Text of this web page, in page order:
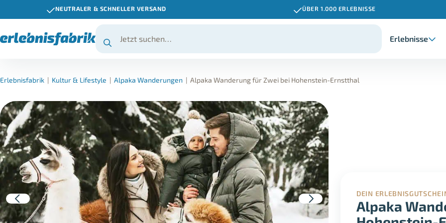
NEUTRALER & SCHNELLER VERSAND ÜBER 1.000 ERLEBNISSE
Erlebnisse
Erlebnisfabrik | Kultur & Lifestyle | Alpaka Wanderungen | Alpaka Wanderung für Zwei bei Hohenstein-Ernstthal
DEIN
Alpaka